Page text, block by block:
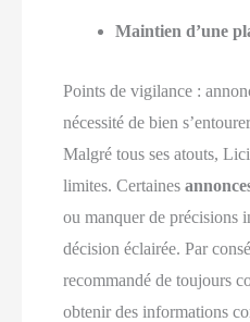
Maintien d’une
Points de vigilance :
nécessité de bien s’entourer
Malgré tous ses atouts,
limites. Certaines
ou manquer de précisions
décision éclairée. Par
recommandé de toujours
obtenir des informations